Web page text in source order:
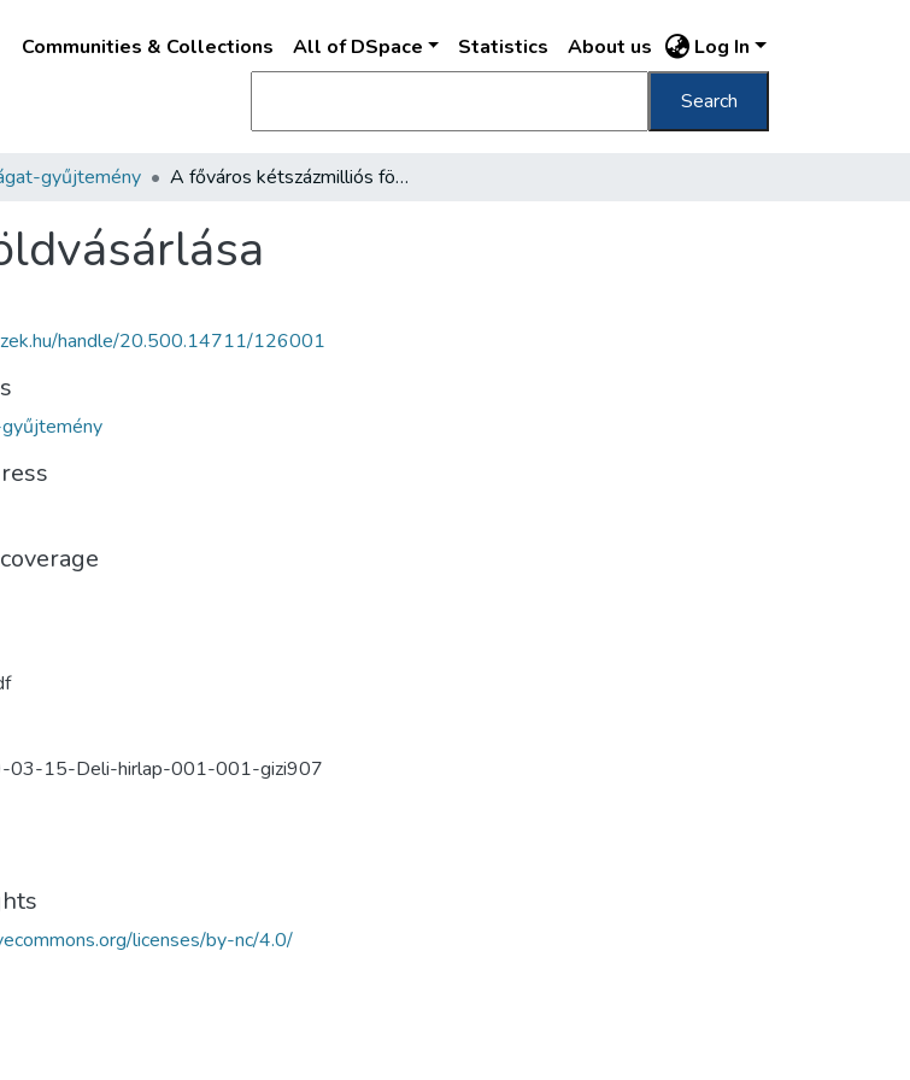
Communities & Collections All of DSpace Statistics About us Log In
Search
gyűjtemény A főváros kétszázmilliós földvásárlása
handle/20.500.14711/126001
15-Deli-hirlap-001-001-gizi907
licenses/by-nc/4.0/